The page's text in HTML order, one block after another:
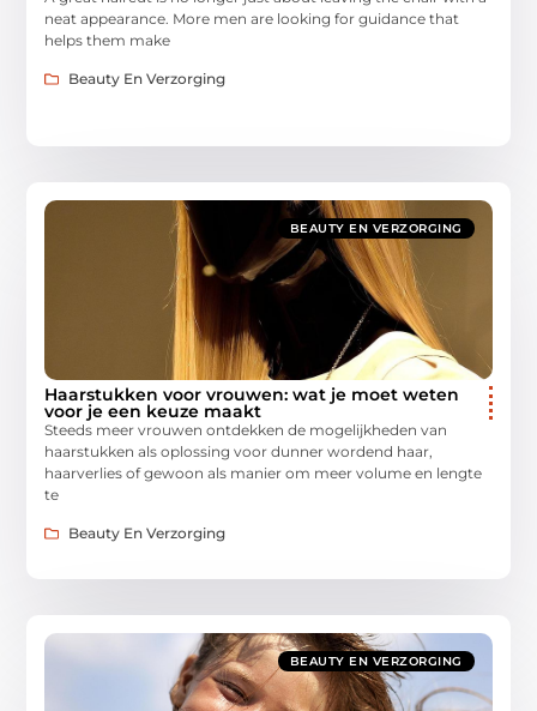
neat appearance. More men are looking for guidance that
helps them make
Beauty En Verzorging
BEAUTY EN VERZORGING
Haarstukken voor vrouwen: wat je moet weten
voor je een keuze maakt
Steeds meer vrouwen ontdekken de mogelijkheden van
haarstukken als oplossing voor dunner wordend haar,
haarverlies of gewoon als manier om meer volume en lengte
te
Beauty En Verzorging
BEAUTY EN VERZORGING